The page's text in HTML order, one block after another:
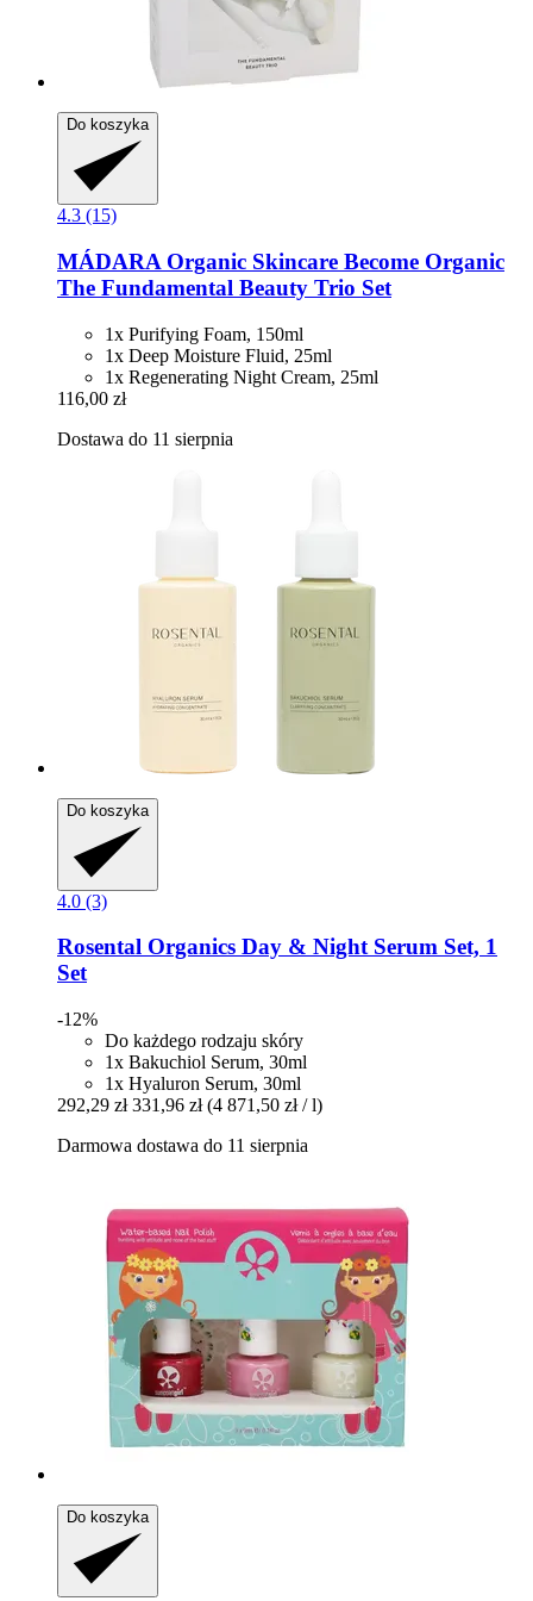
Do koszyka
4.3 (15)
MÁDARA Organic Skincare Become Organic
The Fundamental Beauty Trio Set
1x Purifying Foam, 150ml
1x Deep Moisture Fluid, 25ml
1x Regenerating Night Cream, 25ml
116,00 zł
Dostawa do 11 sierpnia
Do koszyka
4.0 (3)
Rosental Organics Day & Night Serum Set, 1
Set
-12%
Do każdego rodzaju skóry
1x Bakuchiol Serum, 30ml
1x Hyaluron Serum, 30ml
292,29 zł 331,96 zł (4 871,50 zł / l)
Darmowa dostawa do 11 sierpnia
Do koszyka